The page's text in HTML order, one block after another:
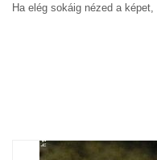
Ha elég sokáig nézed a
#155611 pk | 2013-10-25